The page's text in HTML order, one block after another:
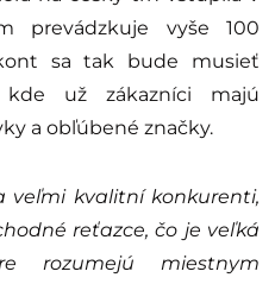
prevádzkuje vyše 100
sa tak bude musieť
už zákazníci majú
a obľúbené značky.
veľmi kvalitní konkurenti,
reťazce, čo je veľká
rozumejú miestnym